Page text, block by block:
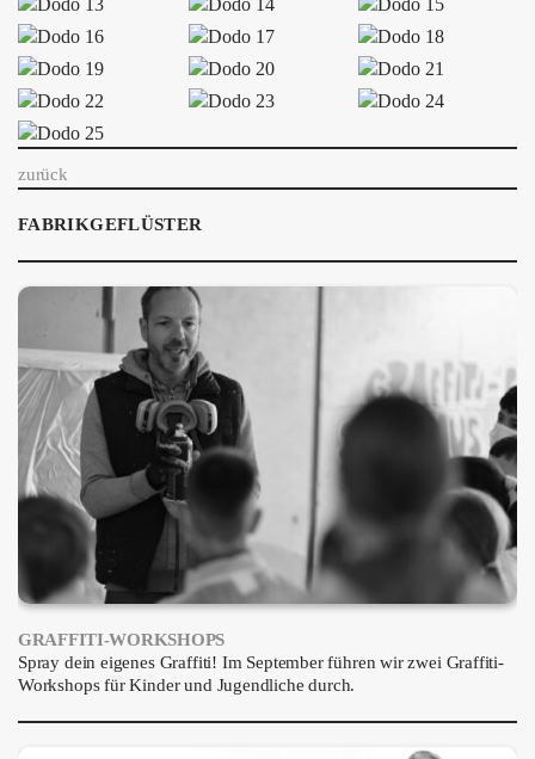
SHOP
MITMACHEN
zurück
FABRIKGEFLÜSTER
GRAFFITI-WORKSHOPS
Spray dein eigenes Graffiti! Im September führen wir zwei Graffiti-
Workshops für Kinder und Jugendliche durch.